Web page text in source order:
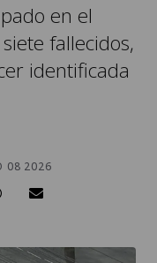
en el
fallecidos,
identificada
08 2026